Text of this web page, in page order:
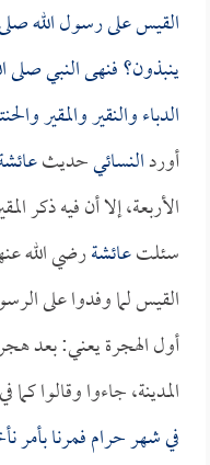
القيس على رسول الله صلى
ينبذون؟ فنهى النبي صلى
الدباء والنقير والمقير
أوردالنسائيحديث
الأربعة، إلا أن فيه ذكر
سئلتعائشةرضي الله
القيس لما وفدوا على
أول الهجرة يعني: بعد
المدينة، جاءوا وقالوا
في شهر حرام فمرنا بأمر